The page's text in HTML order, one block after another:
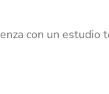
con un estudio